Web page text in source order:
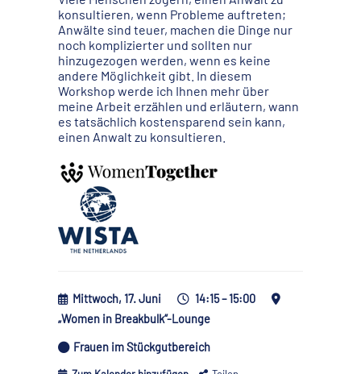
konsultieren, wenn Probleme auftreten;
Anwälte sind teuer, machen die Dinge nur
noch komplizierter und sollten nur
hinzugezogen werden, wenn es keine
andere Möglichkeit gibt. In diesem
Workshop werde ich Ihnen mehr über
meine Arbeit erzählen und erläutern, wann
es tatsächlich kostensparend sein kann,
einen Anwalt zu konsultieren.
Mittwoch, 17. Juni
14:15 – 15:00
„Women in Breakbulk“-Lounge
Frauen im Stückgutbereich